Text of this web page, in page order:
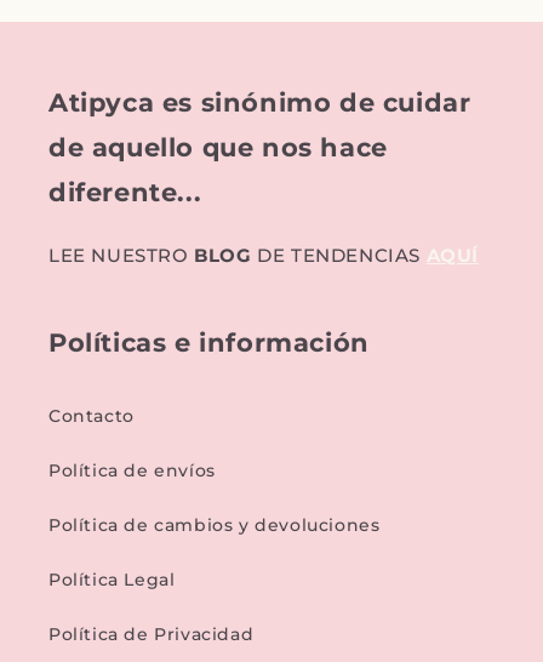
Atipyca es sinónimo de cuidar
de aquello que nos hace
diferente...
LEE NUESTRO BLOG DE TENDENCIAS AQUÍ
Políticas e información
Contacto
Política de envíos
Política de cambios y devoluciones
Política Legal
Política de Privacidad